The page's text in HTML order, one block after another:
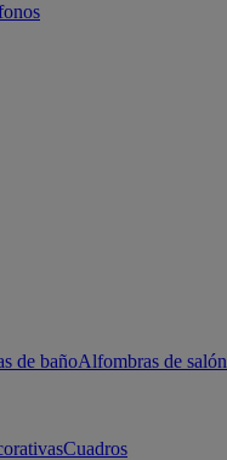
de bañoAlfombras de salón
Cuadros